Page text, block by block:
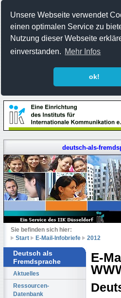
Unsere Webseite verwendet
einen optimalen Service zu
Nutzung dieser Webseite
einverstanden. Mehr Infos
ok!
deutsch-als-
Sie befinden sich hier:
Start
E-Mail-Infobriefe 2012
Deutsch als
Fremdsprache
Aktuelles
Ressourcen-
Datenbank
E-